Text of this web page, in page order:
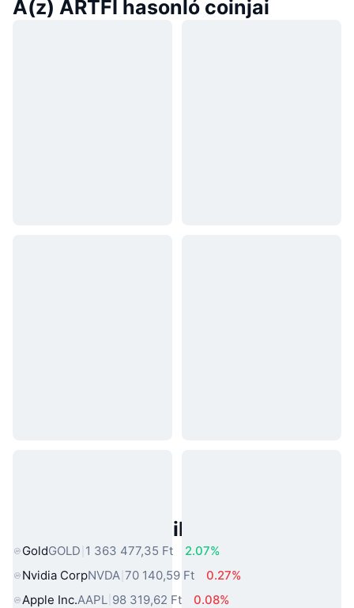
A(z) ARTFI hasonló coinjai
Népszerű Való Világbeli Eszközök
GoldGOLD 1 363 477,35 Ft
2.07%
Nvidia CorpNVDA 70 140,59 Ft
0.27%
Apple Inc.AAPL 98 319,62 Ft
0.08%